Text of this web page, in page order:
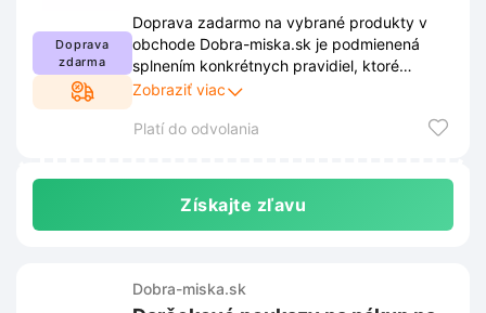
Doprava
zdarma
Doprava zadarmo na vybrané produkty v
obchode Dobra-miska.sk je podmienená
splnením konkrétnych pravidiel, ktoré
stanovuje predajca. Tieto podmienky nájdete
Odporúčame vám pravidelne sledovať
dopravy zdarma kedykoľvek meniť alebo
aktualizovať. Pred dokončením objednávky
stanovené kritériá.
Zobraziť viac
Platí do odvolania
Získajte zľavu
Dobra-miska.sk